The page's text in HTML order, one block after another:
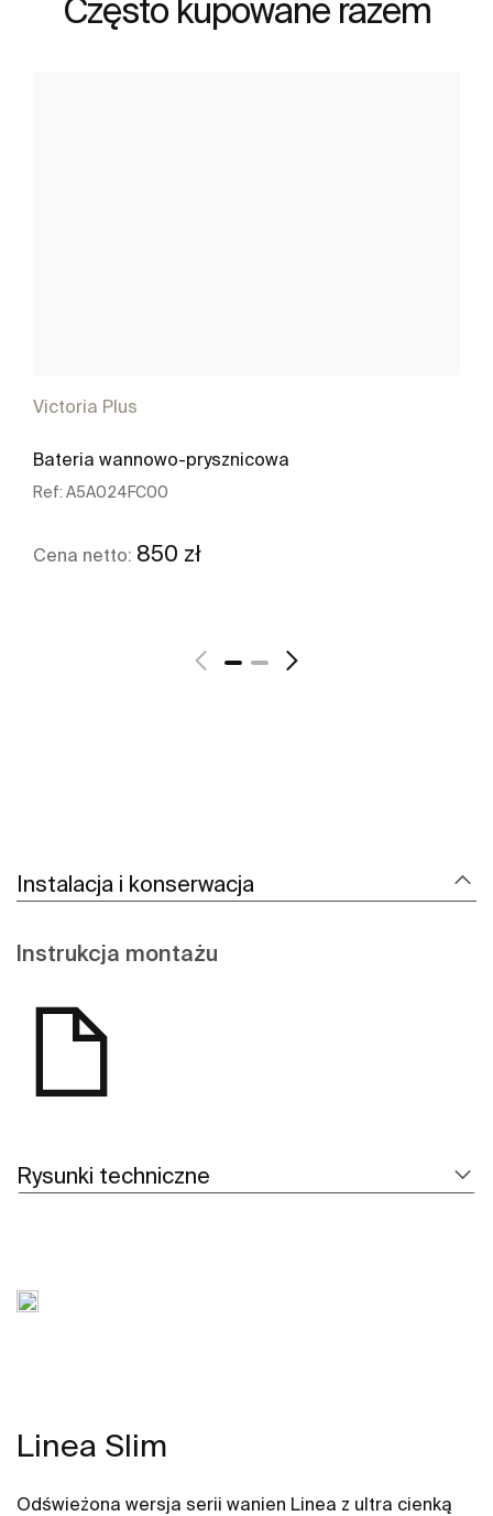
Często kupowane razem
Victoria Plus
Bateria wannowo-prysznicowa
Ref: A5A024FC00
Cena netto: 850 zł
Instalacja i konserwacja
Instrukcja montażu
Rysunki techniczne
Linea Slim
Odświeżona wersja serii wanien Linea z ultra cienką